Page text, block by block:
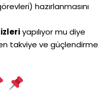
hazırlanmasını
yapılıyor mu diye
takviye ve güçlendirme